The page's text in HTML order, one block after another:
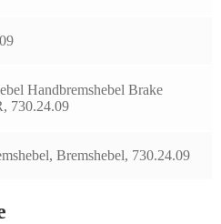
Handbremshebel Brake
730.24.09
Bremshebel, 730.24.09